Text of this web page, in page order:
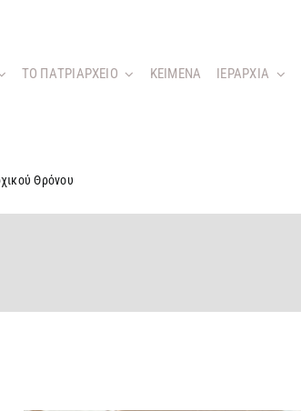
ΤΟ ΠΑΤΡΙΑΡΧΕΙΟ KEIMENA ΙΕΡΑΡΧΙΑ
Θρόνου